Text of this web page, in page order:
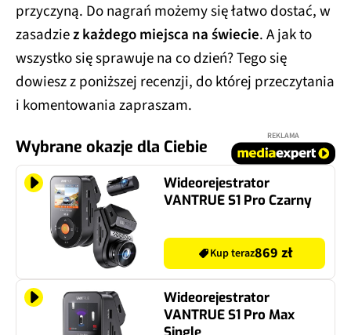
przyczyną. Do nagrań możemy się łatwo dostać, w
zasadziez każdego miejsca na świecie. A jak to
wszystko się sprawuje na co dzień? Tego się
dowiesz z poniższej recenzji, do której przeczytania
i komentowania zapraszam.
Wybrane okazje dla Ciebie
REKLAMA
Wideorejestrator
VANTRUE S1 Pro Czarny
Kup teraz869 zł
Wideorejestrator
VANTRUE S1 Pro Max